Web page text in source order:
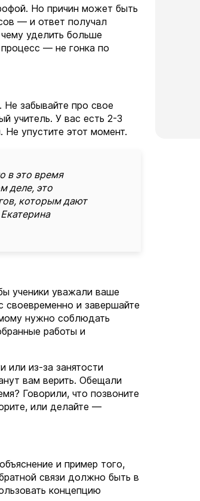
Но причин может быть
— и ответ получал
уделить больше
— не гонка по
Не забывайте про свое
учитель. У вас есть 2-3
Не упустите этот момент.
в это время
деле, это
которым дают
ученики уважали ваше
и завершайте
нужно соблюдать
работы и
или из-за занятости
вам верить. Обещали
Говорили, что позвоните
или делайте —
и пример того,
связи должно быть в
концепцию